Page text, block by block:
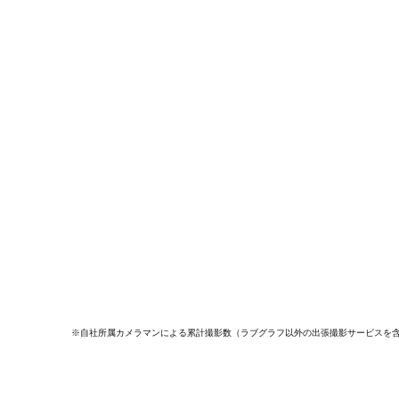
※自社所属カメラマンによる累計撮影数（ラブグラフ以外の出張撮影サービスを